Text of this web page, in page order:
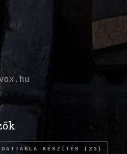
KÉSZÍTÉS (23)